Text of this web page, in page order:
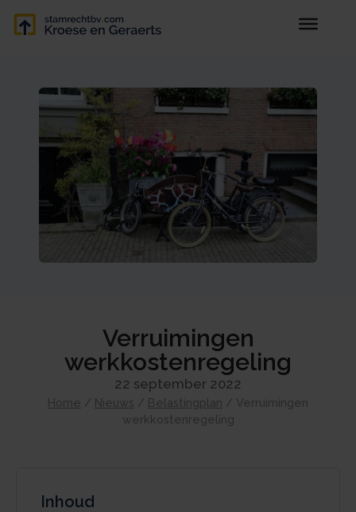
Verruimingen
werkkostenregeling
22 september 2022
Home / Nieuws / Belastingplan / Verruimingen
werkkostenregeling
Inhoud